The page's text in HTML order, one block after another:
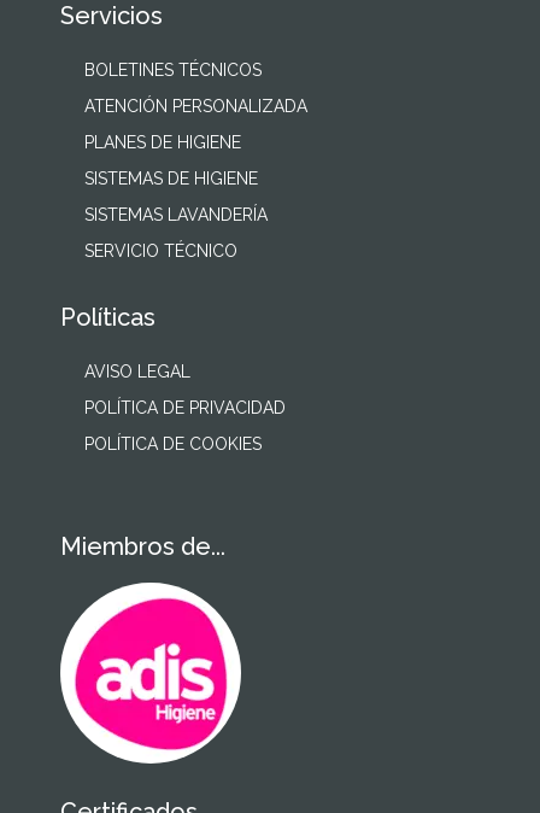
Servicios
BOLETINES TÉCNICOS
ATENCIÓN PERSONALIZADA
PLANES DE HIGIENE
SISTEMAS DE HIGIENE
SISTEMAS LAVANDERÍA
SERVICIO TÉCNICO
Políticas
AVISO LEGAL
POLÍTICA DE PRIVACIDAD
POLÍTICA DE COOKIES
Miembros de...